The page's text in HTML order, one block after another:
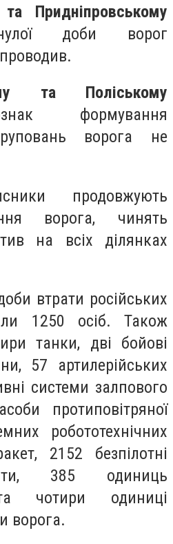
Придніпровському
доби ворог
та Поліському
формування
ворога не
продовжують
ворога, чинять
на всіх ділянках
втрати російських
1250 осіб. Також
танки, дві бойові
57 артилерійських
системи залпового
протиповітряної
робототехнічних
2152 безпілотні
385 одиниць
чотири одиниці
ворога.